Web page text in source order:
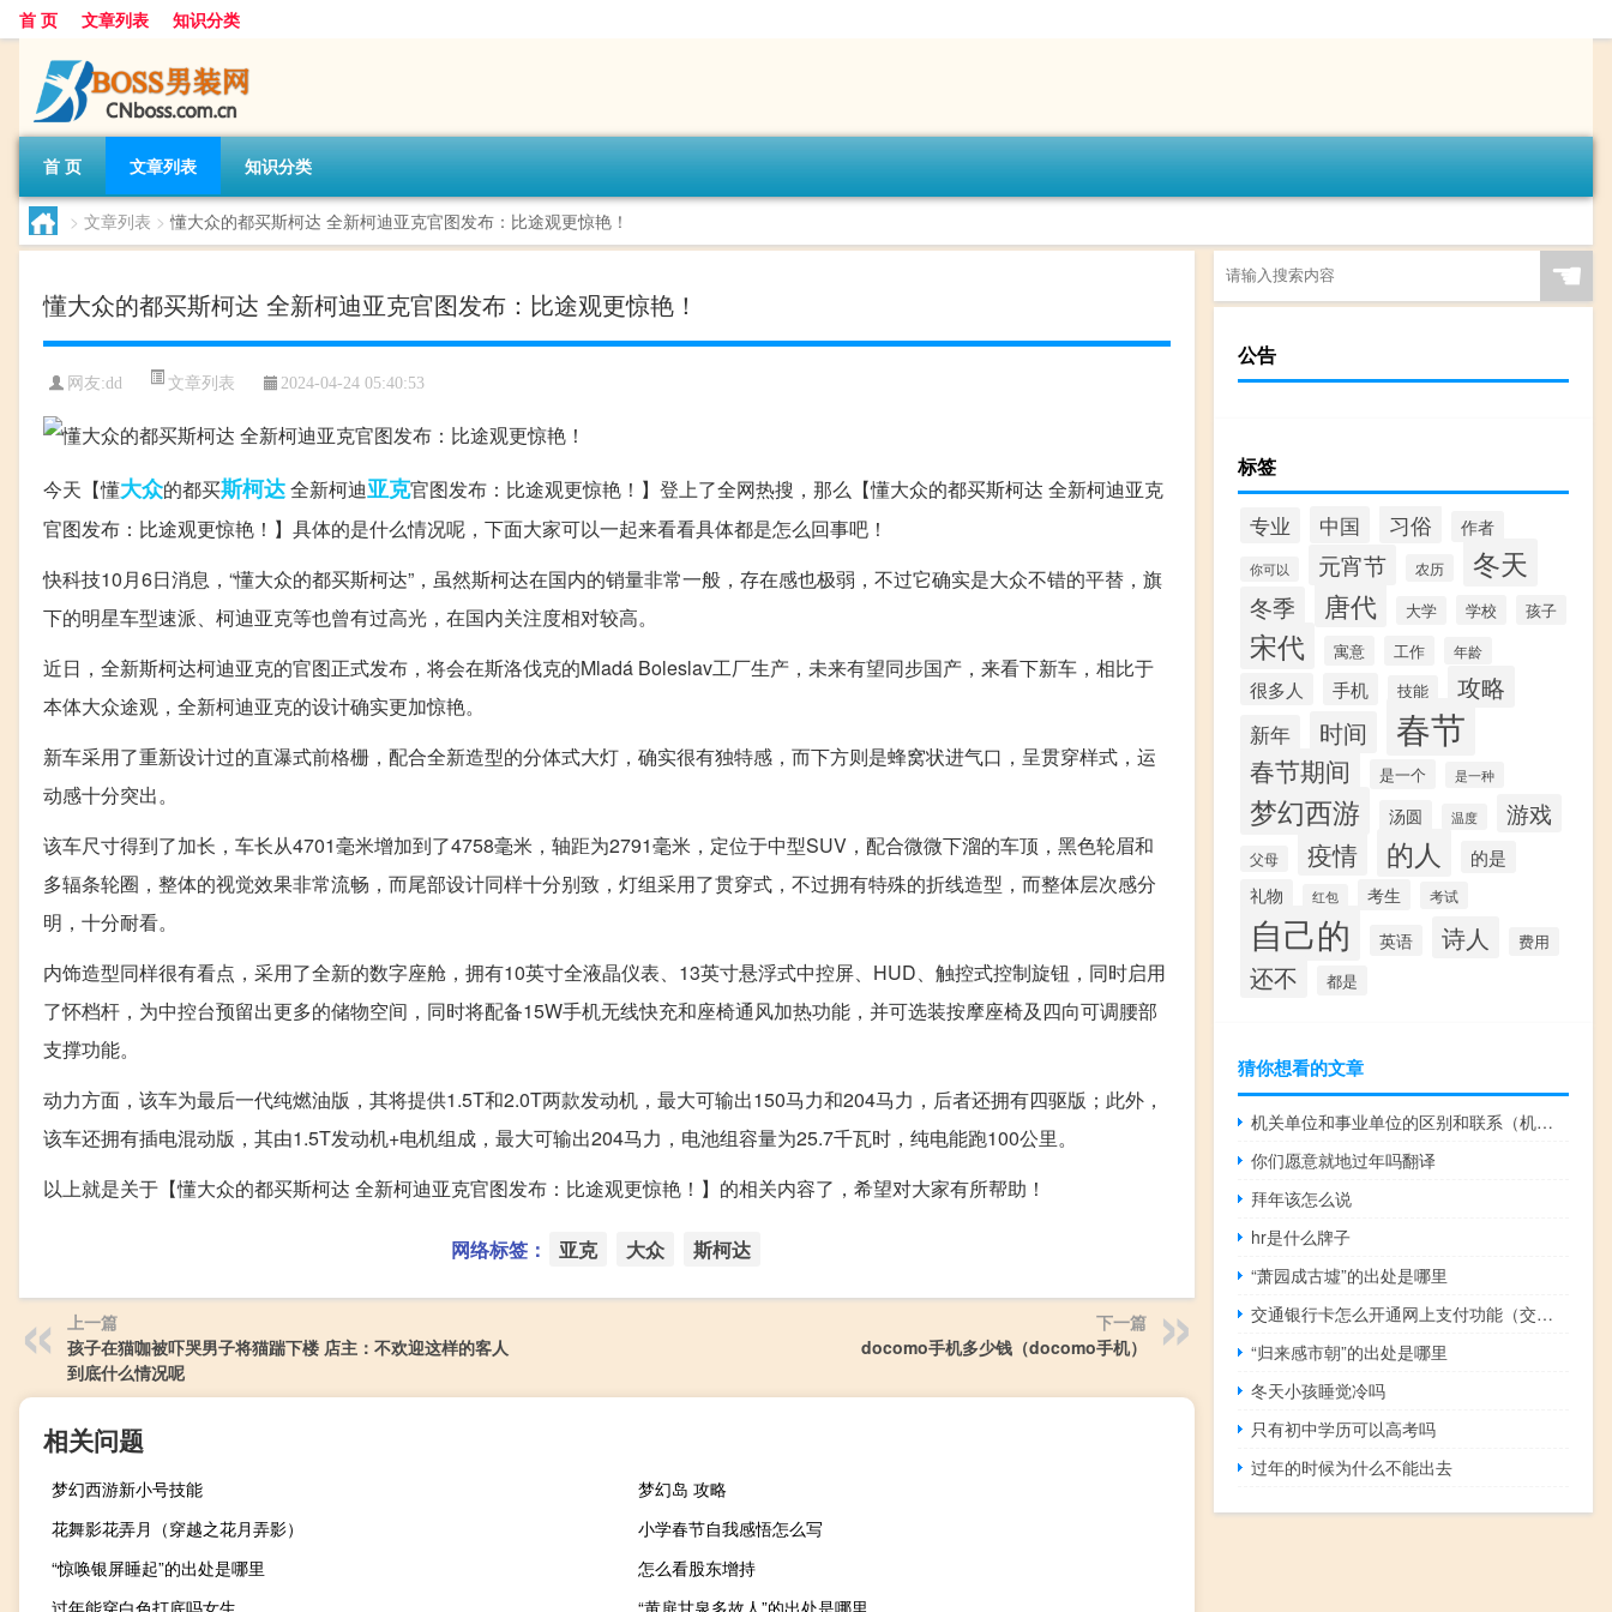
首 页 文章列表 知识分类
首 页 文章列表 知识分类
> 文章列表 > 懂大众的都买斯柯达 全新柯迪亚克官图发布：比途观更惊艳！
懂大众的都买斯柯达 全新柯迪亚克官图发布：比途观更惊艳！
网友:dd 文章列表 2024-04-24 05:40:53
今天【懂大众的都买斯柯达全新柯迪亚克官图发布：比途观更惊艳！】登上了全网热搜，那么【懂大众的都买斯柯达 全新柯迪亚克
官图发布：比途观更惊艳！】具体的是什么情况呢，下面大家可以一起来看看具体都是怎么回事吧！
快科技10月6日消息，“懂大众的都买斯柯达”，虽然斯柯达在国内的销量非常一般，存在感也极弱，不过它确实是大众不错的平替，旗
下的明星车型速派、柯迪亚克等也曾有过高光，在国内关注度相对较高。
近日，全新斯柯达柯迪亚克的官图正式发布，将会在斯洛伐克的Mladá Boleslav工厂生产，未来有望同步国产，来看下新车，相比于
本体大众途观，全新柯迪亚克的设计确实更加惊艳。
新车采用了重新设计过的直瀑式前格栅，配合全新造型的分体式大灯，确实很有独特感，而下方则是蜂窝状进气口，呈贯穿样式，运
动感十分突出。
该车尺寸得到了加长，车长从4701毫米增加到了4758毫米，轴距为2791毫米，定位于中型SUV，配合微微下溜的车顶，黑色轮眉和
多辐条轮圈，整体的视觉效果非常流畅，而尾部设计同样十分别致，灯组采用了贯穿式，不过拥有特殊的折线造型，而整体层次感分
明，十分耐看。
内饰造型同样很有看点，采用了全新的数字座舱，拥有10英寸全液晶仪表、13英寸悬浮式中控屏、HUD、触控式控制旋钮，同时启用
了怀档杆，为中控台预留出更多的储物空间，同时将配备15W手机无线快充和座椅通风加热功能，并可选装按摩座椅及四向可调腰部
支撑功能。
动力方面，该车为最后一代纯燃油版，其将提供1.5T和2.0T两款发动机，最大可输出150马力和204马力，后者还拥有四驱版；此外，
该车还拥有插电混动版，其由1.5T发动机+电机组成，最大可输出204马力，电池组容量为25.7千瓦时，纯电能跑100公里。
以上就是关于【懂大众的都买斯柯达 全新柯迪亚克官图发布：比途观更惊艳！】的相关内容了，希望对大家有所帮助！
网络标签： 亚克 大众 斯柯达
上一篇
孩子在猫咖被吓哭男子将猫踹下楼 店主：不欢迎这样的客人
到底什么情况呢
下一篇
docomo手机多少钱（docomo手机）
相关问题
梦幻西游新小号技能
梦幻岛 攻略
花舞影花弄月（穿越之花月弄影）
小学春节自我感悟怎么写
“惊唤银屏睡起”的出处是哪里
怎么看股东增持
过年能穿白色打底吗女生
“黄扉甘泉多故人”的出处是哪里
☚
公告
标签
专业 中国 习俗 作者
你可以 元宵节 农历 冬天
冬季 唐代 大学 学校 孩子
宋代 寓意 工作 年龄
很多人 手机 技能 攻略
新年 时间 春节
春节期间 是一个 是一种
梦幻西游 汤圆 温度 游戏
父母 疫情 的人 的是
礼物 红包 考生 考试
自己的 英语 诗人 费用
还不 都是
猜你想看的文章
机关单位和事业单位的区别和联系（机关单位和事业单位的区别）
你们愿意就地过年吗翻译
拜年该怎么说
hr是什么牌子
“萧园成古墟”的出处是哪里
交通银行卡怎么开通网上支付功能（交通银行卡怎么开通网上银行）
“归来感市朝”的出处是哪里
冬天小孩睡觉冷吗
只有初中学历可以高考吗
过年的时候为什么不能出去